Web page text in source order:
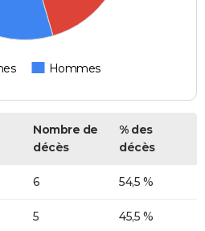
Hommes
Nombre de
décès
% des
décès
6 54,5 %
5 45,5 %